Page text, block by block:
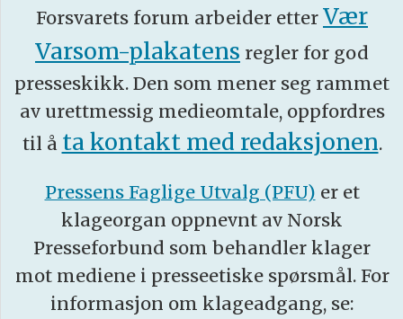
Forsvarets forum arbeider etter Vær
Varsom-plakatens regler for god
presseskikk. Den som mener seg rammet
av urettmessig medieomtale, oppfordres
til å ta kontakt med redaksjonen.
Pressens Faglige Utvalg (PFU) er et
klageorgan oppnevnt av Norsk
Presseforbund som behandler klager
mot mediene i presseetiske spørsmål. For
informasjon om klageadgang, se: